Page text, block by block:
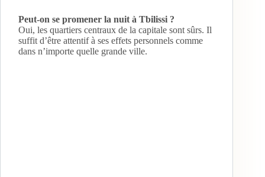
Peut-on se promener la nuit à Tbilissi ?
Oui, les quartiers centraux de la capitale sont sûrs. Il
suffit d’être attentif à ses effets personnels comme
dans n’importe quelle grande ville.